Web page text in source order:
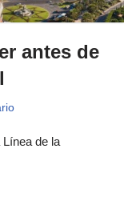
antes de
de la